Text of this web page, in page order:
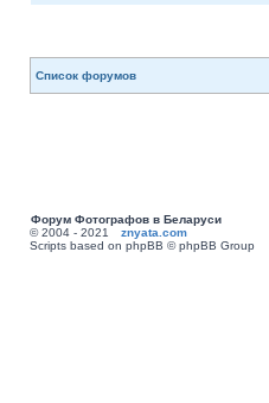
Список форумов
Форум Фотографов в Беларуси
© 2004 - 2021 znyata.com
Scripts based on phpBB © phpBB Group